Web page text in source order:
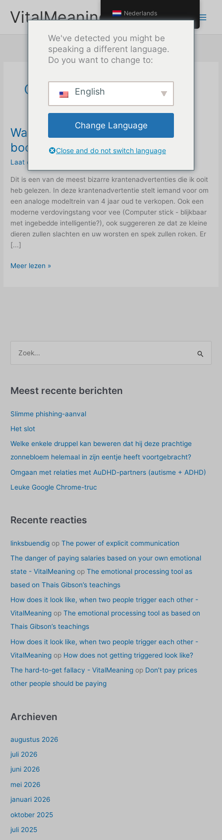
naarVitalMeaning
oktober 2023
Waarom marketing maar één
boodschap zou moeten hebben
Laat een reactie achter
Dit is een van de meest bizarre krantenadvertenties die ik ooit
heb gelezen. In deze krantenadvertentie stelt iemand voor om
een analoge modeltrein van 4 jaar oud te verkopen. Ook een
moderne verdovingstang voor vee (Computer stick - blijkbaar
met ingebedde intelligentie?), ook suggereren ze dat ze kleine
dieren zullen slachten en uw worsten en spek zullen roken. Er
[...]
Waarom
Meer lezen »
k
n
n
a
a
Meest recente berichten
Slimme phishing-aanval
Het slot
Welke enkele druppel kan beweren dat hij deze prachtige
zonnebloem helemaal in zijn eentje heeft voortgebracht?
Omgaan met relaties met AuDHD-partners (autisme + ADHD)
Leuke Google Chrome-truc
Recente reacties
linksbuendig opThe power of explicit communication
The danger of paying salaries based on your own emotional
state - VitalMeaning opThe emotional processing tool as
based on Thais Gibson’s teachings
How does it look like, when two people trigger each other -
VitalMeaning opThe emotional processing tool as based on
Thais Gibson’s teachings
How does it look like, when two people trigger each other -
VitalMeaning op How does not getting triggered look like?
The hard-to-get fallacy - VitalMeaning op Don’t pay prices
other people should be paying
Archieven
augustus 2026
juli 2026
juni 2026
mei 2026
januari 2026
oktober 2025
juli 2025
Nederlands
We've detected you might be
speaking a different language.
Do you want to change to:
English
Change Language
Close and do not switch language